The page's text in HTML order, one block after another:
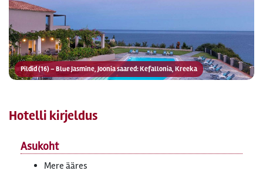
Pildid (16) – Blue Jasmine, Joonia saared: Kefallonia, Kreeka
Hotelli kirjeldus
Asukoht
Mere ääres